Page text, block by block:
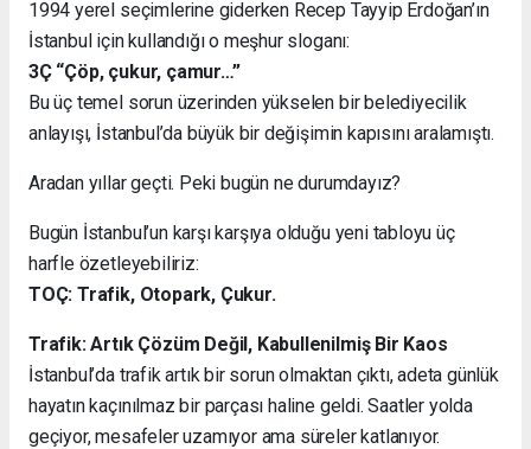
1994 yerel seçimlerine giderken Recep Tayyip Erdoğan’ın
İstanbul için kullandığı o meşhur sloganı:
3Ç “Çöp, çukur, çamur…”
Bu üç temel sorun üzerinden yükselen bir belediyecilik
anlayışı, İstanbul’da büyük bir değişimin kapısını aralamıştı.
Aradan yıllar geçti. Peki bugün ne durumdayız?
Bugün İstanbul’un karşı karşıya olduğu yeni tabloyu üç
harfle özetleyebiliriz:
TOÇ: Trafik, Otopark, Çukur.
Trafik: Artık Çözüm Değil, Kabullenilmiş Bir Kaos
İstanbul’da trafik artık bir sorun olmaktan çıktı, adeta günlük
hayatın kaçınılmaz bir parçası haline geldi. Saatler yolda
geçiyor, mesafeler uzamıyor ama süreler katlanıyor.